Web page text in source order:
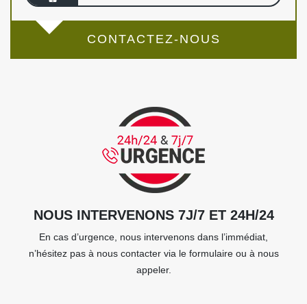
CONTACTEZ-NOUS
NOUS INTERVENONS 7J/7 ET 24H/24
En cas d’urgence, nous intervenons dans l’immédiat,
n’hésitez pas à nous contacter via le formulaire ou à nous
appeler.